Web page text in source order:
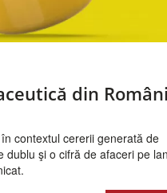
din
contextul cererii generată de
şi o cifră de afaceri pe